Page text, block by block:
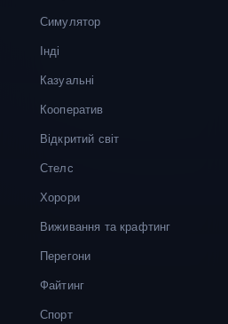
Симулятор
Інді
Казуальні
Кооператив
Відкритий світ
Стелс
Хорори
Виживання та крафтинг
Перегони
Файтинг
Спорт